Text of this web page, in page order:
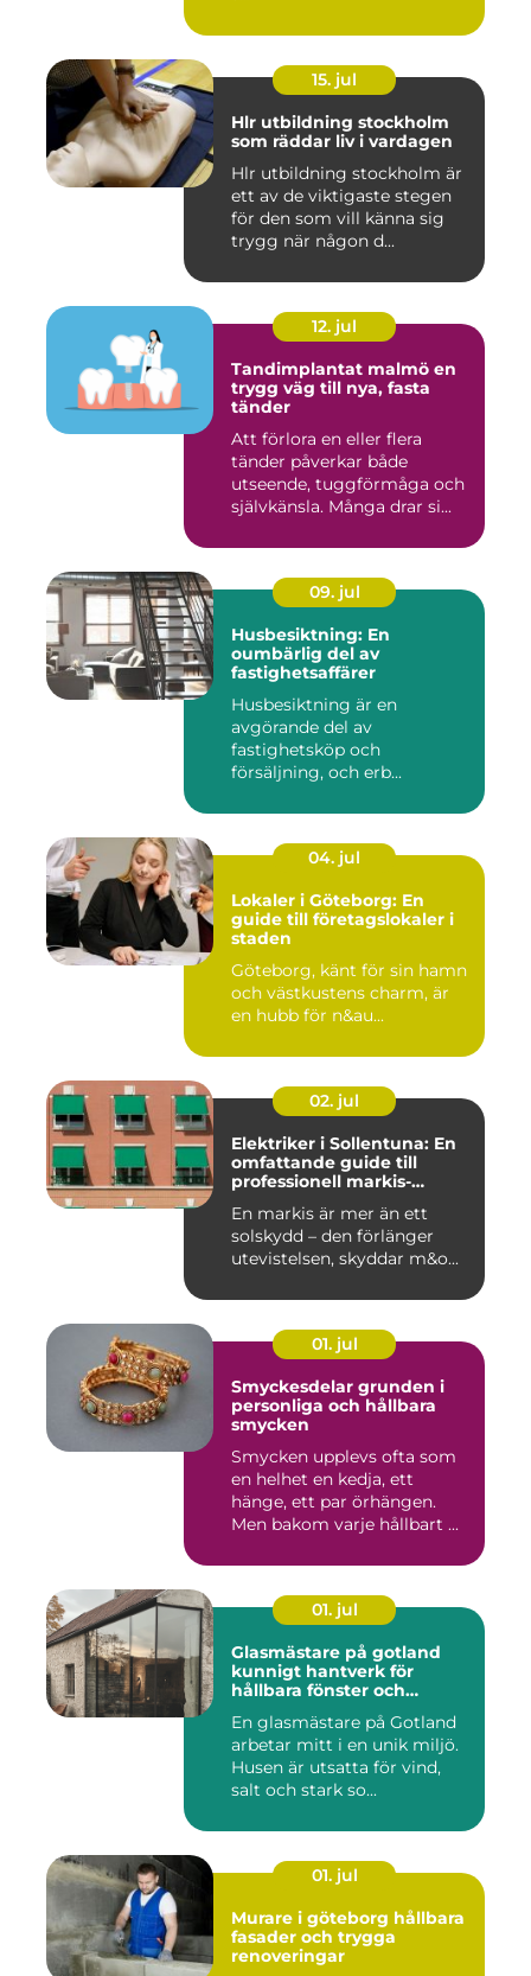
15. jul
Hlr utbildning stockholm
som räddar liv i vardagen
Hlr utbildning stockholm är
ett av de viktigaste stegen
för den som vill känna sig
trygg när någon d...
12. jul
Tandimplantat malmö en
trygg väg till nya, fasta
tänder
Att förlora en eller flera
tänder påverkar både
utseende, tuggförmåga och
självkänsla. Många drar si...
09. jul
Husbesiktning: En
oumbärlig del av
fastighetsaffärer
Husbesiktning är en
avgörande del av
fastighetsköp och
försäljning, och erb...
04. jul
Lokaler i Göteborg: En
guide till företagslokaler i
staden
Göteborg, känt för sin hamn
och västkustens charm, är
en hubb för n&au...
02. jul
Elektriker i Sollentuna: En
omfattande guide till
professionell markis-
En markis är mer än ett
solskydd – den förlänger
utevistelsen, skyddar m&o...
01. jul
Smyckesdelar grunden i
personliga och hållbara
smycken
Smycken upplevs ofta som
en helhet en kedja, ett
hänge, ett par örhängen.
Men bakom varje hållbart ...
01. jul
Glasmästare på gotland
kunnigt hantverk för
hållbara fönster och
En glasmästare på Gotland
arbetar mitt i en unik miljö.
Husen är utsatta för vind,
salt och stark so...
01. jul
Murare i göteborg hållbara
fasader och trygga
renoveringar